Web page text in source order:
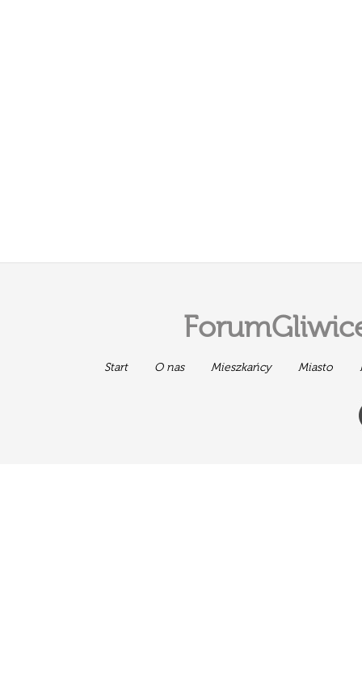
Start O nas Mieszkańcy Miasto